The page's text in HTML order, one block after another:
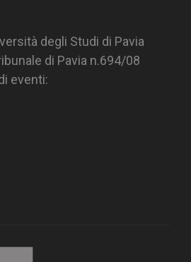
degli Studi di Pavia
di Pavia n.694/08
eventi: